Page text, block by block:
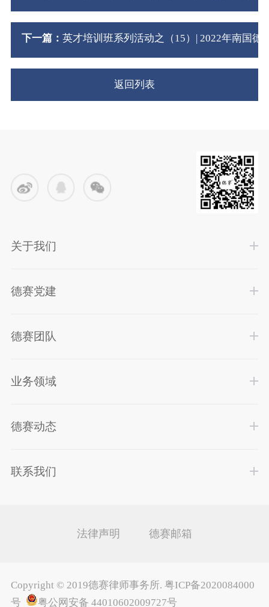
下一篇： 英才培训班系列活动之（15）| 2022年南国德
返回列表
关于我们
德赛党建
德赛团队
业务领域
德赛动态
联系我们
法律声明 德赛邮箱
Copyright © 2019德赛律师事务所. 粤ICP备2020084000
号
粤公网安备 44010602009727号